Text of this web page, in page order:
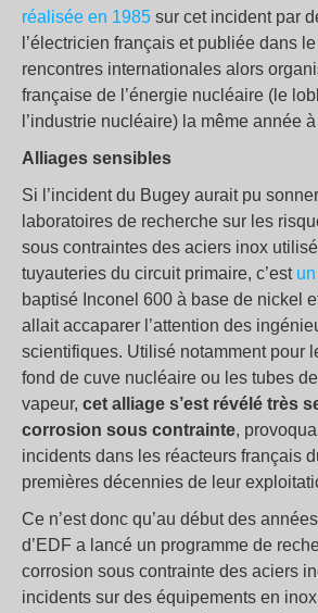
réalisée en 1985 sur cet incident par
l’électricien français et publiée dans
rencontres internationales alors
française de l’énergie nucléaire (le
l’industrie nucléaire) la même année
Alliages sensibles
Si l’incident du Bugey aurait pu
laboratoires de recherche sur les
sous contraintes des aciers inox
tuyauteries du circuit primaire, c’est
baptisé Inconel 600 à base de nickel
allait accaparer l’attention des
scientifiques. Utilisé notamment pour
fond de cuve nucléaire ou les tubes
vapeur, cet alliage s’est révélé très
corrosion sous contrainte,
incidents dans les réacteurs français
premières décennies de leur
Ce n’est donc qu’au début des
d’EDF a lancé un programme de
corrosion sous contrainte des aciers
incidents sur des équipements en